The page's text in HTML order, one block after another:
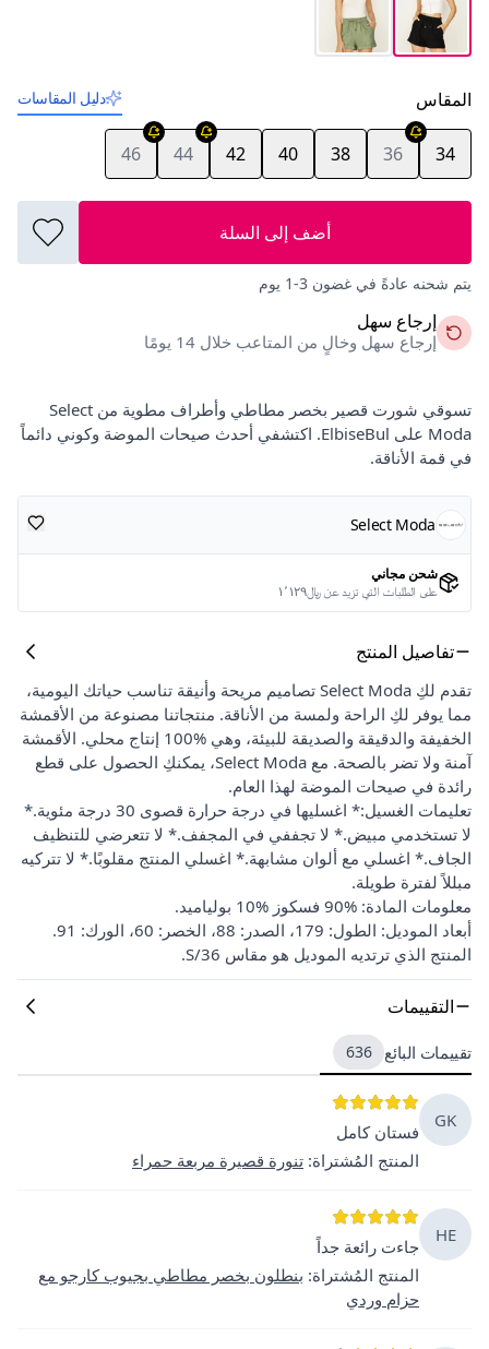
المقاس دليل المقاسات
34
36
38
40
42
44
46
أضف إلى السلة
يتم شحنه عادةً في غضون 3-1 يوم
إرجاع سهل
إرجاع سهل وخالٍ من المتاعب خلال 14 يومًا
تسوقي شورت قصير بخصر مطاطي وأطراف مطوية من Select
Moda على ElbiseBul. اكتشفي أحدث صيحات الموضة وكوني دائماً
في قمة الأناقة.
Select Moda
شحن مجاني
على الطلبات التي تزيد عن ﷼١٬١٢٩
تفاصيل المنتج
تقدم لكِ Select Moda تصاميم مريحة وأنيقة تناسب حياتك اليومية،
مما يوفر لكِ الراحة ولمسة من الأناقة. منتجاتنا مصنوعة من الأقمشة
الخفيفة والدقيقة والصديقة للبيئة، وهي %100 إنتاج محلي. الأقمشة
آمنة ولا تضر بالصحة. مع Select Moda، يمكنكِ الحصول على قطع
رائدة في صيحات الموضة لهذا العام.
تعليمات الغسيل:* اغسليها في درجة حرارة قصوى 30 درجة مئوية.*
لا تستخدمي مبيض.* لا تجففي في المجفف.* لا تتعرضي للتنظيف
الجاف.* اغسلي مع ألوان مشابهة.* اغسلي المنتج مقلوبًا.* لا تتركيه
مبللاً لفترة طويلة.
معلومات المادة: %90 فسكوز %10 بولياميد.
أبعاد الموديل: الطول: 179، الصدر: 88، الخصر: 60، الورك: 91.
المنتج الذي ترتديه الموديل هو مقاس 36/S.
التقييمات
تقييمات البائع 636
GK
فستان كامل
المنتج المُشتراة: تنورة قصيرة مربعة حمراء
HE
جاءت رائعة جداً
المنتج المُشتراة: بنطلون بخصر مطاطي بجيوب كارجو مع
حزام وردي